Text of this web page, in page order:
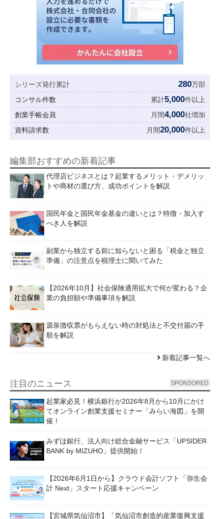
シリーズ発行累計 280万部
コンサル件数
累計5,000件以上
創業手帳会員
月間4,000社増加
資料請求数
月間20,000件以上
編集部おすすめの新着記事
代理店ビジネスとは？起業するメリット・デメリッ
トや商材の選び方、成功ポイントを解説
国民年金と国民年金基金の違いとは？特徴・加入す
べき人を解説
副業から独立する前に知らないと困る「税金と独立
準備」の注意点を税理士に聞いてみた
【2026年10月】社会保険適用拡大で何が変わる？企
業の負担額や準備事項を解説
源泉徴収票がもらえない時の対処法と不交付届の手
順を解説
新着記事一覧へ
注目のニュース SPONSORED
起業家必見！横浜銀行が2026年8月から10月にかけ
てオンライン創業支援セミナー「みらい海図」を開
催！
みずほ銀行、法人向け総合金融サービス「UPSIDER
BANK by MIZUHO」提供開始！
【2026年6月1日から】クラウド会計ソフト「弥生会
計 Next」スタート応援キャンペーン
【宮城県気仙沼市】「気仙沼市創造的産業復興支援